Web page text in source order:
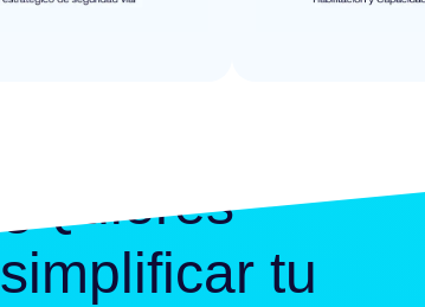
¿Quieres
simplificar tu